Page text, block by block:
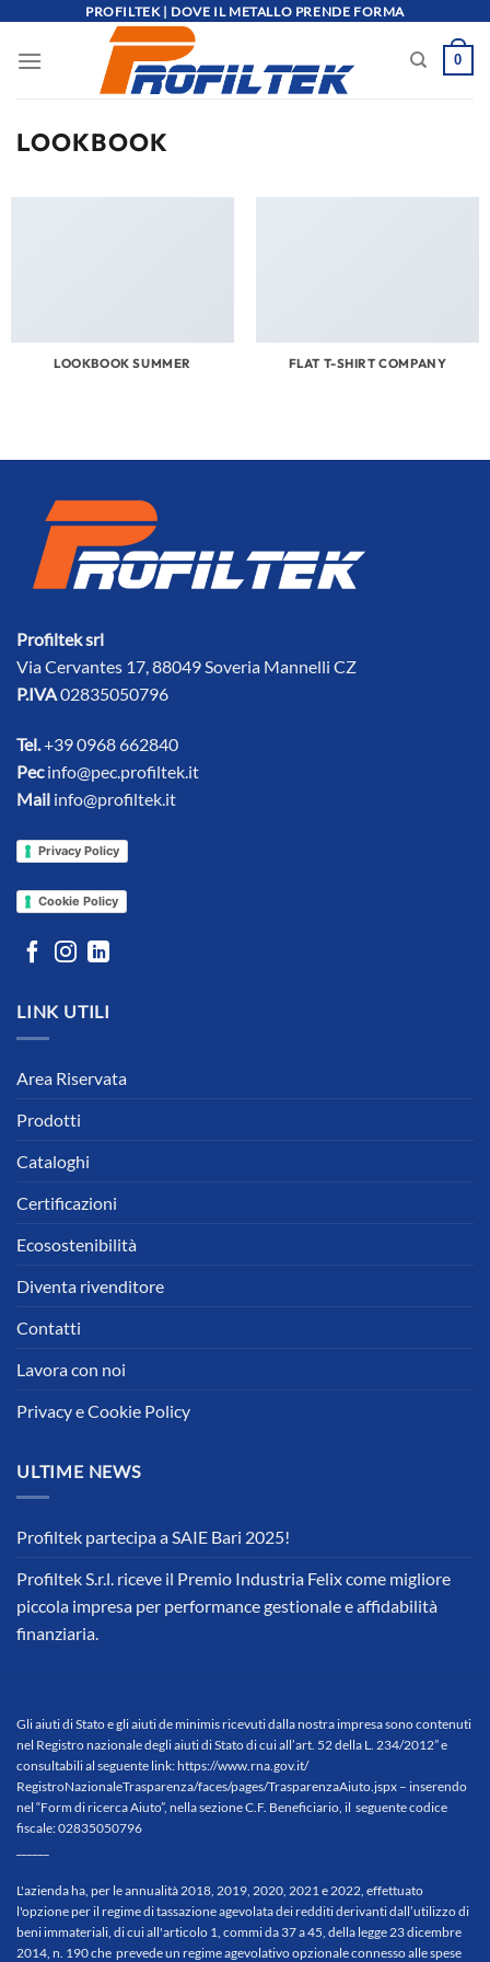
contenuti
PROFILTEK | DOVE IL METALLO PRENDE FORMA
0
LOOKBOOK
LOOKBOOK SUMMER FLAT T-SHIRT COMPANY
Profiltek srl
Via Cervantes 17, 88049 Soveria Mannelli CZ
P.IVA02835050796
Tel.+39 0968 662840
Pecinfo@pec.profiltek.it
Mail info@profiltek.it
Privacy Policy
Cookie Policy
LINK UTILI
Area Riservata
Prodotti
Cataloghi
Certificazioni
Ecosostenibilità
Diventa rivenditore
Contatti
Lavora con noi
Privacy e Cookie Policy
ULTIME NEWS
Profiltek partecipa a SAIE Bari 2025!
Profiltek S.r.l. riceve il Premio Industria Felix come migliore
piccola impresa per performance gestionale e affidabilità
finanziaria.
Gli aiuti di Stato e gli aiuti de minimis ricevuti dalla nostra impresa sono contenuti
nel Registro nazionale degli aiuti di Stato di cui all’art. 52 della L. 234/2012” e
consultabili al seguente link:https://www.rna.gov.it/
RegistroNazionaleTrasparenza/faces/pages/TrasparenzaAiuto.jspx – inserendo
nel “Form di ricerca Aiuto”, nella sezione C.F. Beneficiario, il seguente codice
fiscale: 02835050796
L'azienda ha, per le annualità 2018, 2019, 2020, 2021 e 2022, effettuato
l'opzione per il regime di tassazione agevolata dei redditi derivanti dall’utilizzo di
beni immateriali, di cui all'articolo 1, commi da 37 a 45, della legge 23 dicembre
2014, n. 190 che prevede un regime agevolativo opzionale connesso alle spese